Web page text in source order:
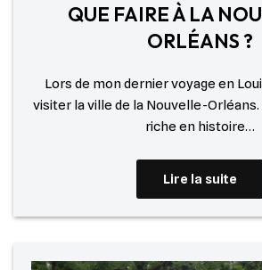
QUE FAIRE À LA
ORLÉANS ?
Lors de mon dernier voyage en
visiter la ville de la Nouvelle-
riche en histoire…
Lire la suite